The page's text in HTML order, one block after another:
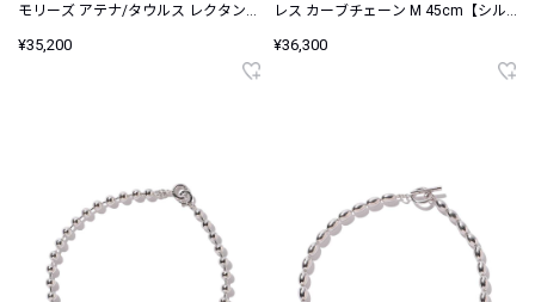
モリーズ アテナ/タウルス レクタング
ネックレス 45cm
¥35,200
レス カーブチェーン M 45cm【シル
¥36,300